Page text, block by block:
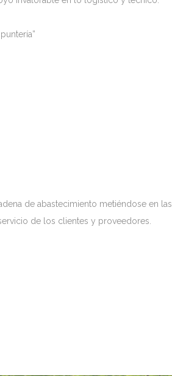
de abastecimiento metiéndose en las
de los clientes y proveedores.